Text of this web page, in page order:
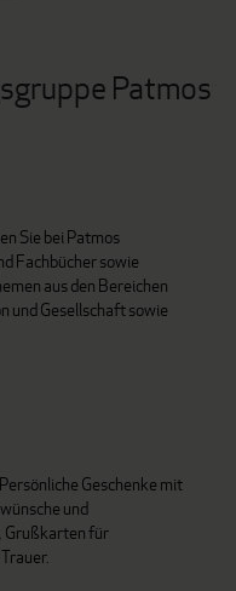
Patmos
Sie bei Patmos
Fachbücher sowie
aus den Bereichen
und Gesellschaft sowie
Geschenke mit
und
Grußkarten für